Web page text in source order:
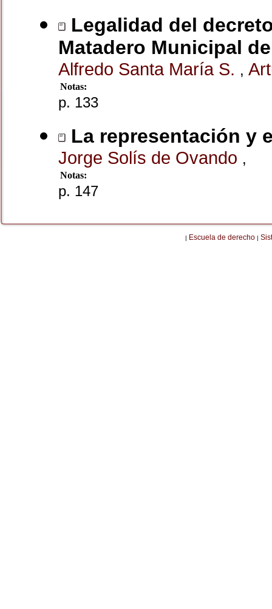
Legalidad del
Matadero Municipal
Alfredo Santa María S. ,
Notas:
p. 133
La representación y
Jorge Solís de Ovando ,
Notas:
p. 147
| Escuela de derecho |